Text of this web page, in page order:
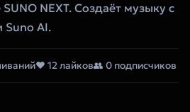
NEXT. Создаёт музыку с
AI.
❤ 12 лайков👥 0 подписчиков